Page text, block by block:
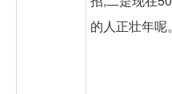
的人正壮年呢。